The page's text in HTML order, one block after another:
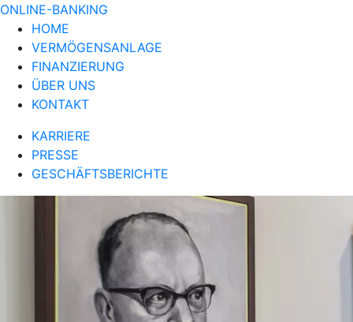
ONLINE-BANKING
HOME
VERMÖGENSANLAGE
FINANZIERUNG
ÜBER UNS
KONTAKT
KARRIERE
PRESSE
GESCHÄFTSBERICHTE